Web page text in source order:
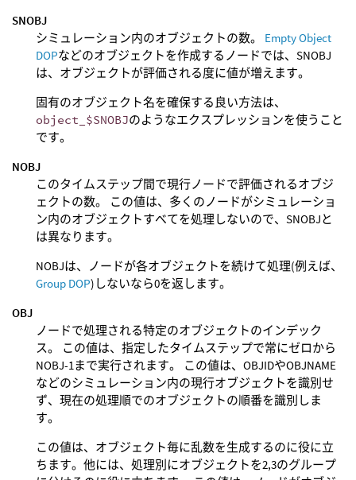
SNOBJ
シミュレーション内のオブジェクトの数。 Empty Object
DOPなどのオブジェクトを作成するノードでは、SNOBJ
は、オブジェクトが評価される度に値が増えます。
固有のオブジェクト名を確保する良い方法は、
object_$SNOBJのようなエクスプレッションを使うこと
です。
NOBJ
このタイムステップ間で現行ノードで評価されるオブジ
ェクトの数。 この値は、多くのノードがシミュレーショ
ン内のオブジェクトすべてを処理しないので、SNOBJと
は異なります。
NOBJは、ノードが各オブジェクトを続けて処理(例えば、
Group DOP)しないなら0を返します。
OBJ
ノードで処理される特定のオブジェクトのインデック
ス。 この値は、指定したタイムステップで常にゼロから
NOBJ-1まで実行されます。 この値は、OBJIDやOBJNAME
などのシミュレーション内の現行オブジェクトを識別せ
ず、現在の処理順でのオブジェクトの順番を識別しま
す。
この値は、オブジェクト毎に乱数を生成するのに役に立
ちます。他には、処理別にオブジェクトを2,3のグループ